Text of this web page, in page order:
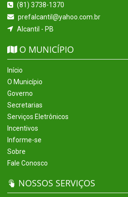
(81) 3738-1370
prefalcantil@yahoo.com.br
Alcantil - PB
O MUNICÍPIO
Início
O Município
Governo
Secretarias
Serviços Eletrônicos
Incentivos
Informe-se
Sobre
Fale Conosco
NOSSOS SERVIÇOS